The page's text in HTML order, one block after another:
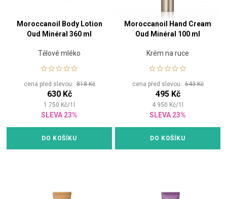
Moroccanoil Body Lotion
Oud Minéral 360 ml
Tělové mléko
cena před slevou:818 Kč
630 Kč
1 750 Kč/1
SLEVA 23%
DO KOŠÍKU
Moroccanoil Hand Cream
Oud Minéral 100 ml
Krém na ruce
cena před slevou:643 Kč
495 Kč
4 950 Kč/1
SLEVA 23%
DO KOŠÍKU